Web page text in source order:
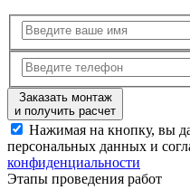
Заказать монтаж
и получить расчет
Нажимая на кнопку, вы
персональных данных и
конфиденциальности
Этапы проведения работ